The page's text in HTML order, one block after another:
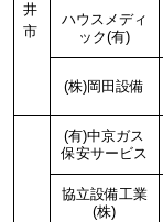
井
市
ハウスメディ
ック(有)
(株)岡田設備
(有)中京ガス
保安サービス
協立設備工業
(株)